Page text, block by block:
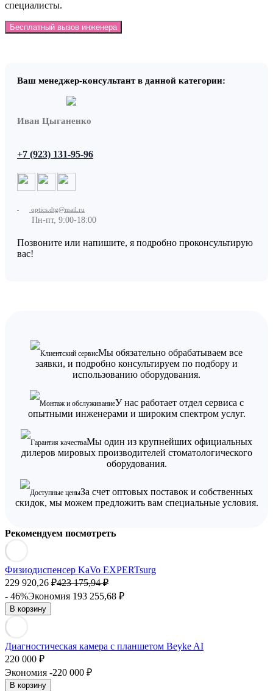
специалисты.
Бесплатный вызов инженера
Ваш менеджер-консультант в данной категории:
Иван Цыганенко
+7 (923) 131-95-96
optics.dtg@mail.ru
Пн-пт, 9:00-18:00
Позвоните или напишите, я подробно проконсультирую
вас!
Клиентский сервисМы обязательно обрабатываем все
заявки, и подробно консультируем по подбору и
использованию оборудования.
Монтаж и обслуживаниеУ нас работает отдел сервиса с
опытными инженерами и широким спектром услуг.
Гарантия качестваМы один из крупнейших официальных
дилеров мировых производителей стоматологического
оборудования.
Доступные ценыЗа счет оптовых поставок и собственных
скидок, мы можем предложить вам специальные условия.
Рекомендуем посмотреть
Физиодиспенсер KaVo EXPERTsurg
229 920,26 ₽423 175,94 ₽
- 46%Экономия 193 255,68 ₽
В корзину
Диагностическая камера с планшетом Beyke AI
220 000 ₽
Экономия -220 000 ₽
В корзину